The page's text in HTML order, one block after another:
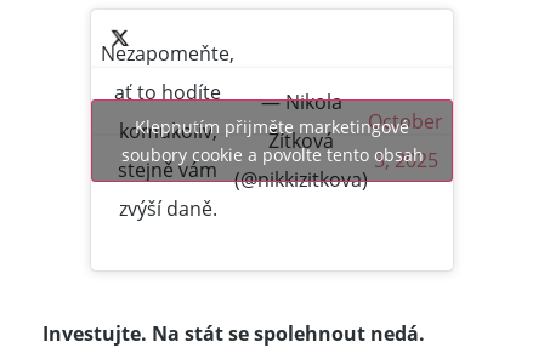
Nezapomeňte,
ať to hodíte
komukoliv,
stejně vám
zvýší daně.
— Nikola
Žítková
(@nikkizitkova)
October
3, 2025
Klepnutím přijměte marketingové
soubory cookie a povolte tento obsah
Investujte. Na stát se spolehnout nedá.